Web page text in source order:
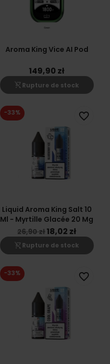
Aroma King Vice AI Pod
149,90 zł
shopping_cart_off Rupture de stock
Liquid Aroma King Salt 10
Ml - Myrtille Glacée 20 Mg
26,90 zł18,02 zł
shopping_cart_off Rupture de stock
-33% favorite_border
-33% favorite_border